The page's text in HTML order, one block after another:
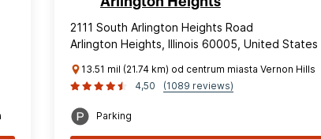
2111 South Arlington Heights Road
Arlington Heights, Illinois 60005, United States
13.51 mil (21.74 km) od centrum miasta Vernon Hills
4,50
(1089 reviews)
Parking